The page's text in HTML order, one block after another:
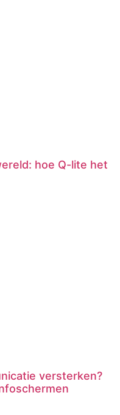
hoe Q-lite het
versterken?